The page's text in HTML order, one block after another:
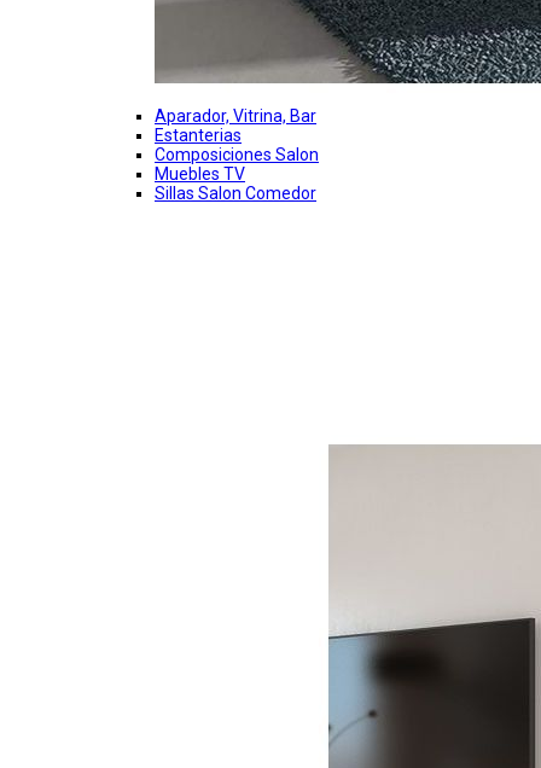
Aparador, Vitrina, Bar
Estanterias
Composiciones Salon
Muebles TV
Sillas Salon Comedor